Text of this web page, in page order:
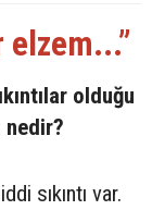
elzem...”
olduğu
nedir?
sıkıntı var.